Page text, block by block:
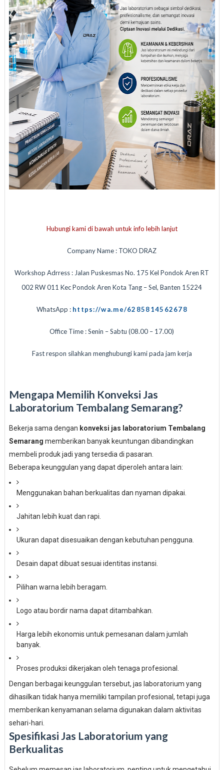
Hubungi kami di bawah untuk info lebih lanjut
Company Name : TOKO DRAZ
Workshop Adrress : Jalan Puskesmas No. 175 Kel Pondok Aren RT
002 RW 011 Kec Pondok Aren Kota Tang – Sel, Banten 15224
WhatsApp : https://wa.me/6285814562678
Office Time : Senin – Sabtu (08.00 – 17.00)
Fast respon silahkan menghubungi kami pada jam kerja
Mengapa Memilih Konveksi Jas
Laboratorium Tembalang Semarang?
Bekerja sama dengan konveksi jas laboratorium Tembalang
Semarang memberikan banyak keuntungan dibandingkan
membeli produk jadi yang tersedia di pasaran.
Beberapa keunggulan yang dapat diperoleh antara lain:
Menggunakan bahan berkualitas dan nyaman dipakai.
Jahitan lebih kuat dan rapi.
Ukuran dapat disesuaikan dengan kebutuhan pengguna.
Desain dapat dibuat sesuai identitas instansi.
Pilihan warna lebih beragam.
Logo atau bordir nama dapat ditambahkan.
Harga lebih ekonomis untuk pemesanan dalam jumlah
banyak.
Proses produksi dikerjakan oleh tenaga profesional.
Dengan berbagai keunggulan tersebut, jas laboratorium yang
dihasilkan tidak hanya memiliki tampilan profesional, tetapi juga
memberikan kenyamanan selama digunakan dalam aktivitas
sehari-hari.
Spesifikasi Jas Laboratorium yang
Berkualitas